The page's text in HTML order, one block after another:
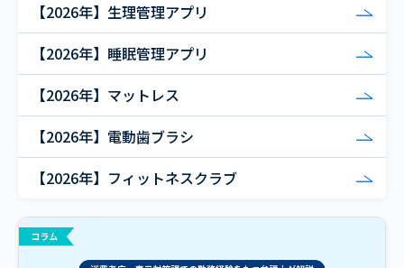
【2026年】生理管理アプリ
【2026年】睡眠管理アプリ
【2026年】マットレス
【2026年】電動歯ブラシ
【2026年】フィットネスクラブ